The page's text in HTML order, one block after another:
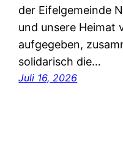
der Eifelgemeinde
und unsere Heimat
aufgegeben,
solidarisch die…
Juli 16, 2026